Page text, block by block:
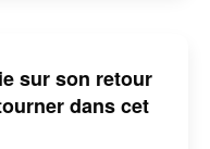
sur son retour
dans cet